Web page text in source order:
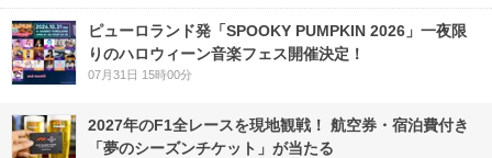
ピューロランド発「SPOOKY PUMPKIN 2026」一夜限
りのハロウィーン音楽フェス開催決定！
07月31日 15時00分
2027年のF1全レースを現地観戦！ 航空券・宿泊費付き
「夢のシーズンチケット」が当たる